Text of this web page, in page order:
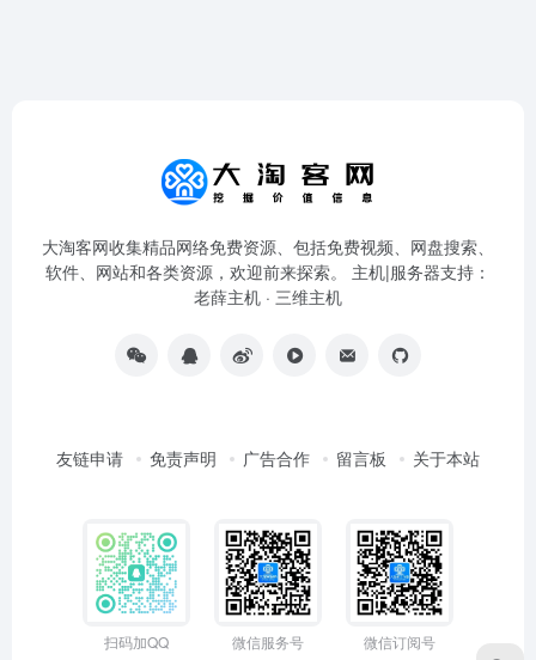
大淘客网收集精品网络免费资源、包括免费视频、网盘搜索、
软件、网站和各类资源，欢迎前来探索。 主机|服务器支持：
老薛主机 · 三维主机
友链申请 免责声明 广告合作 留言板 关于本站
扫码加QQ 微信服务号 微信订阅号